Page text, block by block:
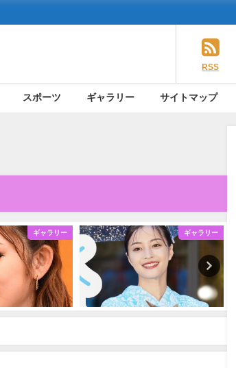
RSS
スポーツ ギャラリー サイトマップ
ギャラリー ギャラリー